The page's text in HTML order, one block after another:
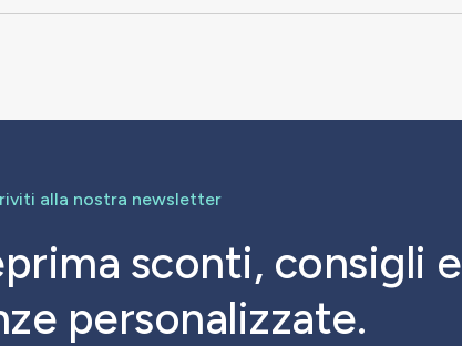
alla nostra newsletter
sconti, consigli e
personalizzate.